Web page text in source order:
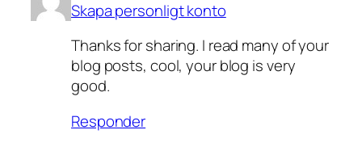
Skapa personligt konto
Thanks for sharing. I read many of your
blog posts, cool, your blog is very
good.
Responder